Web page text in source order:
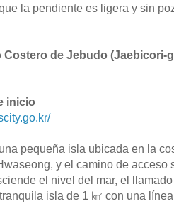
la pendiente es ligera y sin
de Jebudo (Jaebicori-
inicio
pequeña isla ubicada en la
y el camino de acceso
el nivel del mar, el
isla de 1 ㎢ con una